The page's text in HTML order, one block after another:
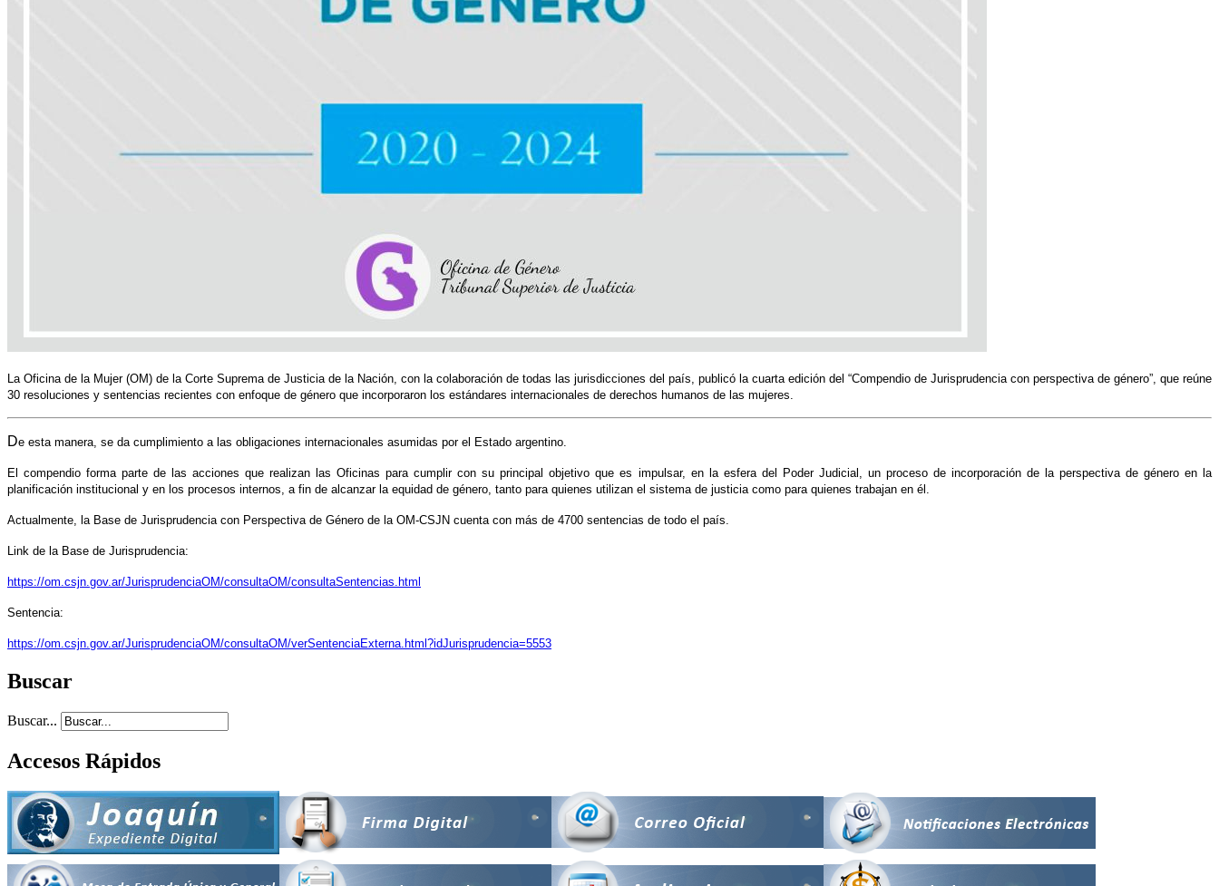
La Oficina de la Mujer (OM) de la Corte Suprema de Justicia de la Nación, con la colaboración de todas las jurisdicciones del país, publicó la cuarta edición del “Compendio de Jurisprudencia con perspectiva de género”, que reúne
30 resoluciones y sentencias recientes con enfoque de género que incorporaron los estándares internacionales de derechos humanos de las mujeres.
De esta manera, se da cumplimiento a las obligaciones internacionales asumidas por el Estado argentino.
El compendio forma parte de las acciones que realizan las Oficinas para cumplir con su principal objetivo que es impulsar, en la esfera del Poder Judicial, un proceso de incorporación de la perspectiva de género en la
planificación institucional y en los procesos internos, a fin de alcanzar la equidad de género, tanto para quienes utilizan el sistema de justicia como para quienes trabajan en él.
Actualmente, la Base de Jurisprudencia con Perspectiva de Género de la OM-CSJN cuenta con más de 4700 sentencias de todo el país.
Link de la Base de Jurisprudencia:
https://om.csjn.gov.ar/JurisprudenciaOM/consultaOM/consultaSentencias.html
Sentencia:
https://om.csjn.gov.ar/JurisprudenciaOM/consultaOM/verSentenciaExterna.html?idJurisprudencia=5553
Buscar
Buscar...
Accesos Rápidos